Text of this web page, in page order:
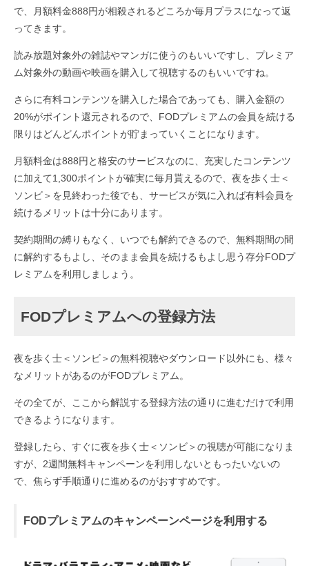
で、月額料金888円が相殺されるどころか毎月プラスになって返
ってきます。
読み放題対象外の雑誌やマンガに使うのもいいですし、プレミア
ム対象外の動画や映画を購入して視聴するのもいいですね。
さらに有料コンテンツを購入した場合であっても、購入金額の
20%がポイント還元されるので、FODプレミアムの会員を続ける
限りはどんどんポイントが貯まっていくことになります。
月額料金は888円と格安のサービスなのに、充実したコンテンツ
に加えて1,300ポイントが確実に毎月貰えるので、夜を歩く士＜
ソンビ＞を見終わった後でも、サービスが気に入れば有料会員を
続けるメリットは十分にあります。
契約期間の縛りもなく、いつでも解約できるので、無料期間の間
に解約するもよし、そのまま会員を続けるもよし思う存分FODプ
レミアムを利用しましょう。
FODプレミアムへの登録方法
夜を歩く士＜ソンビ＞の無料視聴やダウンロード以外にも、様々
なメリットがあるのがFODプレミアム。
その全てが、ここから解説する登録方法の通りに進むだけで利用
できるようになります。
登録したら、すぐに夜を歩く士＜ソンビ＞の視聴が可能になりま
すが、2週間無料キャンペーンを利用しないともったいないの
で、焦らず手順通りに進めるのがおすすめです。
FODプレミアムのキャンペーンページを利用する